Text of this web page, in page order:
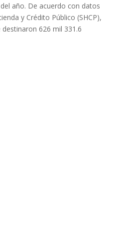
año. De acuerdo con datos
y Crédito Público (SHCP),
626 mil 331.6